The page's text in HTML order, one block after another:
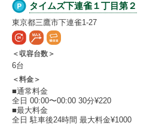
タイムズ下連雀１丁目第２
東京都三鷹市下連雀1-27
＜収容台数＞
6台
＜料金＞
■通常料金
全日 00:00〜00:00 30分¥220
■最大料金
全日 駐車後24時間 最大料金¥1000